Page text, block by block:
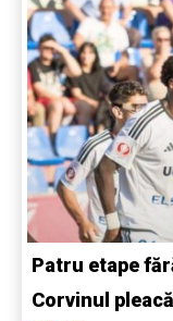
Patru etape
Corvinul